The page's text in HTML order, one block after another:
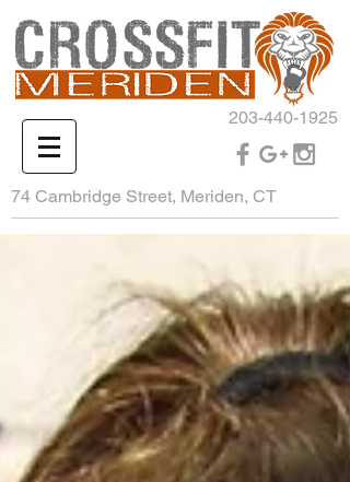
203-440-1925
74 Cambridge Street, Meriden, CT